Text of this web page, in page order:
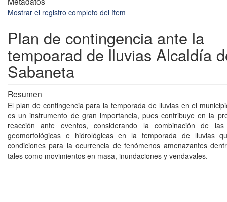
Mostrar el registro completo del ítem
Plan de contingencia ante la
tempoarad de lluvias Alcaldía
Sabaneta
Resumen
El plan de contingencia para la temporada de lluvias en el
es un instrumento de gran importancia, pues contribuye en la
reacción ante eventos, considerando la combinación de las
geomorfológicas e hidrológicas en la temporada de lluvias
condiciones para la ocurrencia de fenómenos amenazantes
tales como movimientos en masa, inundaciones y vendavales.